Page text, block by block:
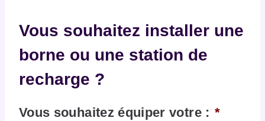
Vous souhaitez installer une
borne ou une station de
recharge ?
Vous souhaitez équiper votre : *